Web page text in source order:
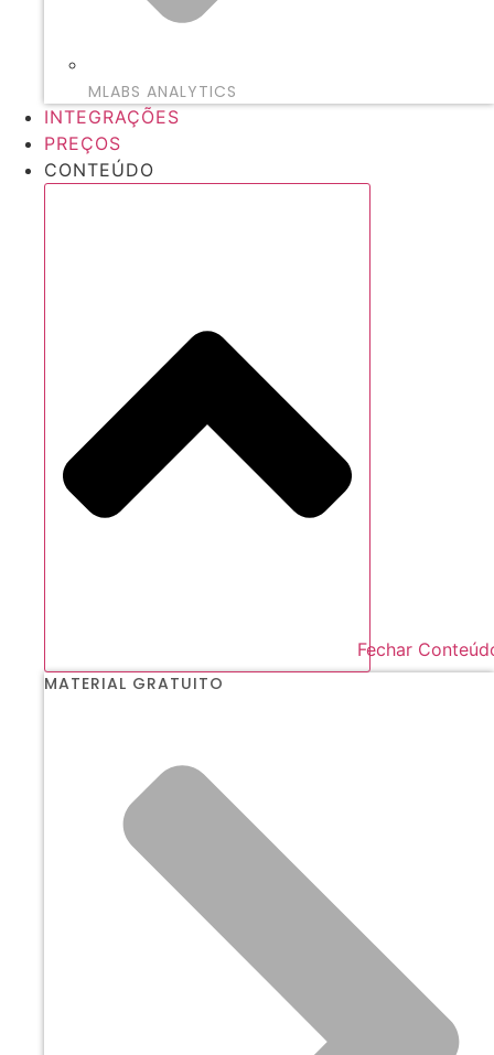
MLABS ANALYTICS
INTEGRAÇÕES
PREÇOS
CONTEÚDO
Fechar
MATERIAL GRATUITO